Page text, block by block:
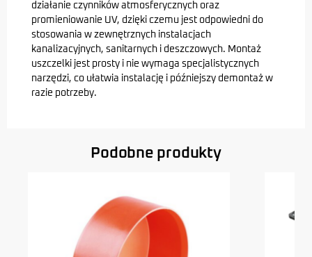
działanie czynników atmosferycznych oraz
promieniowanie UV, dzięki czemu jest odpowiedni do
stosowania w zewnętrznych instalacjach
kanalizacyjnych, sanitarnych i deszczowych. Montaż
uszczelki jest prosty i nie wymaga specjalistycznych
narzędzi, co ułatwia instalację i późniejszy demontaż w
razie potrzeby.
Podobne produkty